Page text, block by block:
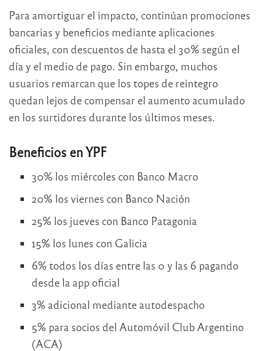
Para amortiguar el impacto, continúan promociones
bancarias y beneficios mediante aplicaciones
oficiales, con descuentos de hasta el 30% según el
día y el medio de pago. Sin embargo, muchos
usuarios remarcan que los topes de reintegro
quedan lejos de compensar el aumento acumulado
en los surtidores durante los últimos meses.
Beneficios en YPF
30% los miércoles con Banco Macro
20% los viernes con Banco Nación
25% los jueves con Banco Patagonia
15% los lunes con Galicia
6% todos los días entre las 0 y las 6 pagando
desde la app oficial
3% adicional mediante autodespacho
5% para socios del Automóvil Club Argentino
(ACA)